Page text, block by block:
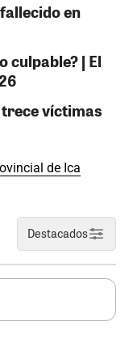
en
culpable? | El
víctimas
de Ica
Destacados